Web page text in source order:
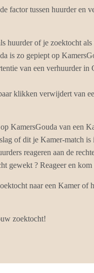
factor tussen huurder en
huurder of je zoektocht
is zo gepiept op
van een verhuurder
klikken verwijdert van
KamersGouda van een
of dit je Kamer-match is
reageren aan de
gewekt ? Reageer en kom
naar een Kamer of
zoektocht!